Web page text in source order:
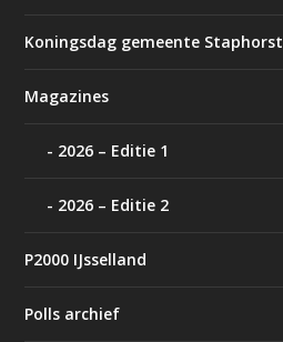
Koningsdag gemeente Staphorst
Magazines
2026 – Editie 1
2026 – Editie 2
P2000 IJsselland
Polls archief